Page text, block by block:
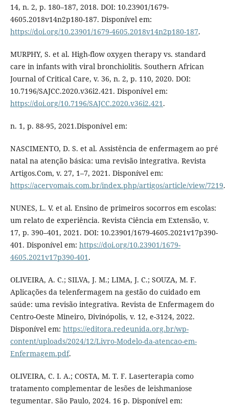
14, n. 2, p. 180–187, 2018. DOI: 10.23901/1679-
4605.2018v14n2p180-187. Disponível em:
https://doi.org/10.23901/1679-4605.2018v14n2p180-187.
MURPHY, S. et al. High-flow oxygen therapy vs. standard
care in infants with viral bronchiolitis. Southern African
Journal of Critical Care, v. 36, n. 2, p. 110, 2020. DOI:
10.7196/SAJCC.2020.v36i2.421. Disponível em:
https://doi.org/10.7196/SAJCC.2020.v36i2.421.
n. 1, p. 88-95, 2021.Disponível em:
NASCIMENTO, D. S. et al. Assistência de enfermagem ao pré
natal na atenção básica: uma revisão integrativa. Revista
Artigos.Com, v. 27, 1–7, 2021. Disponível em:
https://acervomais.com.br/index.php/artigos/article/view/7219.
NUNES, L. V. et al. Ensino de primeiros socorros em escolas:
um relato de experiência. Revista Ciência em Extensão, v.
17, p. 390–401, 2021. DOI: 10.23901/1679-4605.2021v17p390-
401. Disponível em: https://doi.org/10.23901/1679-
4605.2021v17p390-401.
OLIVEIRA, A. C.; SILVA, J. M.; LIMA, J. C.; SOUZA, M. F.
Aplicações da telenfermagem na gestão do cuidado em
saúde: uma revisão integrativa. Revista de Enfermagem do
Centro-Oeste Mineiro, Divinópolis, v. 12, e-3124, 2022.
Disponível em: https://editora.redeunida.org.br/wp-
content/uploads/2024/12/Livro-Modelo-da-atencao-em-
Enfermagem.pdf.
OLIVEIRA, C. I. A.; COSTA, M. T. F. Laserterapia como
tratamento complementar de lesões de leishmaniose
tegumentar. São Paulo, 2024. 16 p. Disponível em: